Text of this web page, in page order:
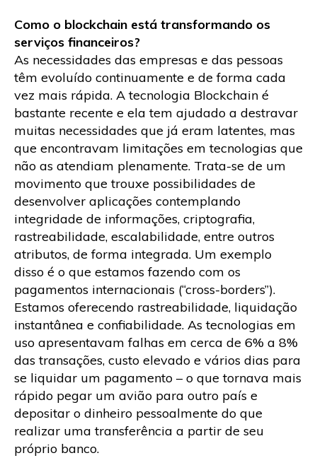
Como o blockchain está transformando os
serviços financeiros?
As necessidades das empresas e das pessoas
têm evoluído continuamente e de forma cada
vez mais rápida. A tecnologia Blockchain é
bastante recente e ela tem ajudado a destravar
muitas necessidades que já eram latentes, mas
que encontravam limitações em tecnologias que
não as atendiam plenamente. Trata-se de um
movimento que trouxe possibilidades de
desenvolver aplicações contemplando
integridade de informações, criptografia,
rastreabilidade, escalabilidade, entre outros
atributos, de forma integrada. Um exemplo
disso é o que estamos fazendo com os
pagamentos internacionais (“cross-borders”).
Estamos oferecendo rastreabilidade, liquidação
instantânea e confiabilidade. As tecnologias em
uso apresentavam falhas em cerca de 6% a 8%
das transações, custo elevado e vários dias para
se liquidar um pagamento – o que tornava mais
rápido pegar um avião para outro país e
depositar o dinheiro pessoalmente do que
realizar uma transferência a partir de seu
próprio banco.